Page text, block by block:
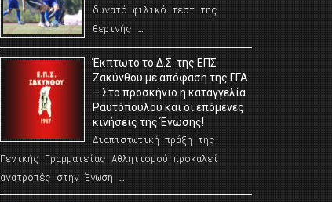
δυνατό φιλικό τεστ της
θερινής …
Έκπτωτο το Δ.Σ. της ΕΠΣ
Ζακύνθου με απόφαση της ΓΓΑ
– Στο προσκήνιο η καταγγελία
Ραυτόπουλου και οι επόμενες
κινήσεις της Ένωσης!
Διαπιστωτική πράξη της
Γενικής Γραμματείας Αθλητισμού προκαλεί
ανατροπές στην Ένωση …